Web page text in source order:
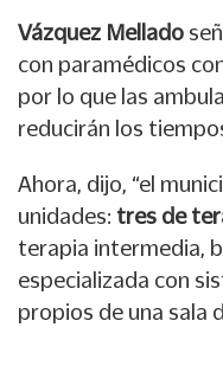
Vázquez Mellado
con paramédicos
por lo que las
reducirán los
Ahora, dijo, “el
unidades: tres de
terapia intermedia,
especializada con
propios de una sala